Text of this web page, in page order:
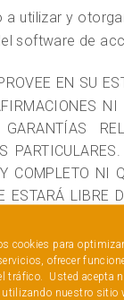
cookies para
ofrecer
tráfico. Usted acepta
nuestro sitio
utilizar y
software de
EN SU
COMPLETO
O HACIA
riesgo